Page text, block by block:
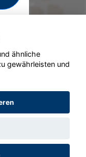
- 2026
ähnliche
gewährleisten und